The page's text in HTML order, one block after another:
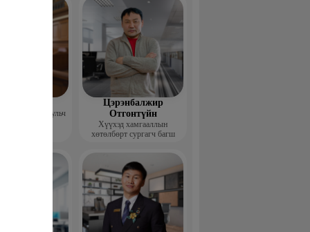
тун ХХК, Хуульч
Цэрэнбалжир
Отгонтүйн
Хүүхэд хамгааллын
хөтөлбөрт сургагч багш